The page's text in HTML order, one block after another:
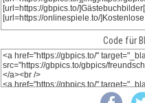
Code für